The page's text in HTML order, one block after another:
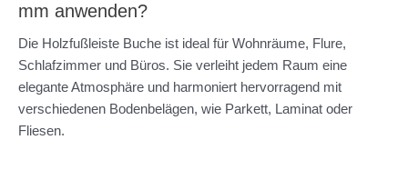
mm anwenden?
Die Holzfußleiste Buche ist ideal für Wohnräume, Flure,
Schlafzimmer und Büros. Sie verleiht jedem Raum eine
elegante Atmosphäre und harmoniert hervorragend mit
verschiedenen Bodenbelägen, wie Parkett, Laminat oder
Fliesen.